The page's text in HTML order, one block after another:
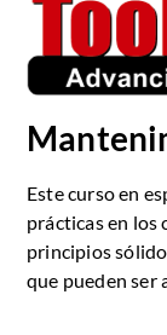
Este curso en
prácticas en los
principios
que pueden ser